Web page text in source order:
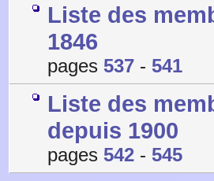
Liste des
1846
pages 537 - 541
Liste des
depuis 1900
pages 542 - 545